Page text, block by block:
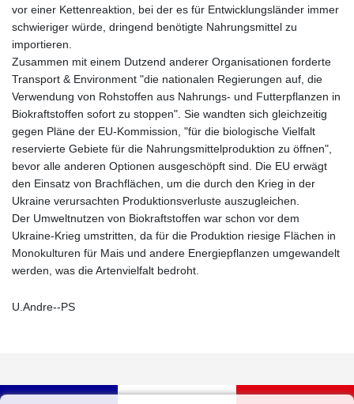
vor einer Kettenreaktion, bei der es für Entwicklungsländer immer
schwieriger würde, dringend benötigte Nahrungsmittel zu
importieren.
Zusammen mit einem Dutzend anderer Organisationen forderte
Transport & Environment "die nationalen Regierungen auf, die
Verwendung von Rohstoffen aus Nahrungs- und Futterpflanzen in
Biokraftstoffen sofort zu stoppen". Sie wandten sich gleichzeitig
gegen Pläne der EU-Kommission, "für die biologische Vielfalt
reservierte Gebiete für die Nahrungsmittelproduktion zu öffnen",
bevor alle anderen Optionen ausgeschöpft sind. Die EU erwägt
den Einsatz von Brachflächen, um die durch den Krieg in der
Ukraine verursachten Produktionsverluste auszugleichen.
Der Umweltnutzen von Biokraftstoffen war schon vor dem
Ukraine-Krieg umstritten, da für die Produktion riesige Flächen in
Monokulturen für Mais und andere Energiepflanzen umgewandelt
werden, was die Artenvielfalt bedroht.
U.Andre--PS